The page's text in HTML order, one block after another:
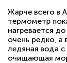
Жарче всего в
термометр
нагревается
очень редко, а
ледяная вода
очищающая